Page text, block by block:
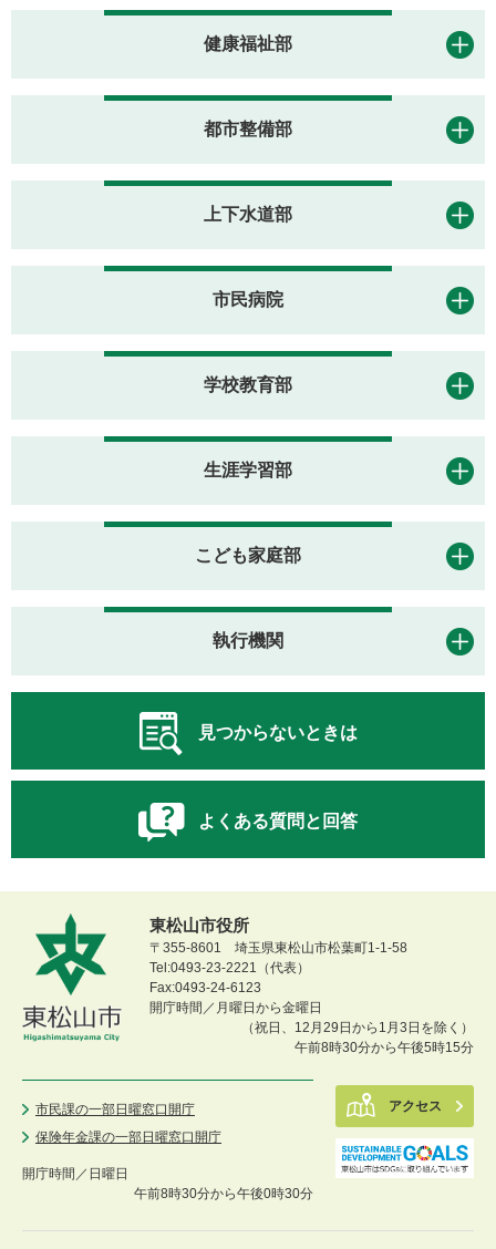
健康福祉部
都市整備部
上下水道部
市民病院
学校教育部
生涯学習部
こども家庭部
執行機関
見つからないときは
よくある質問と回答
東松山市役所
〒355-8601 埼玉県東松山市松葉町1-1-58
Tel:0493-23-2221（代表）
Fax:0493-24-6123
開庁時間／月曜日から金曜日
（祝日、12月29日から1月3日を除く）
午前8時30分から午後5時15分
市民課の一部日曜窓口開庁
保険年金課の一部日曜窓口開庁
開庁時間／ 日曜日
午前8時30分から午後0時30分
アクセス